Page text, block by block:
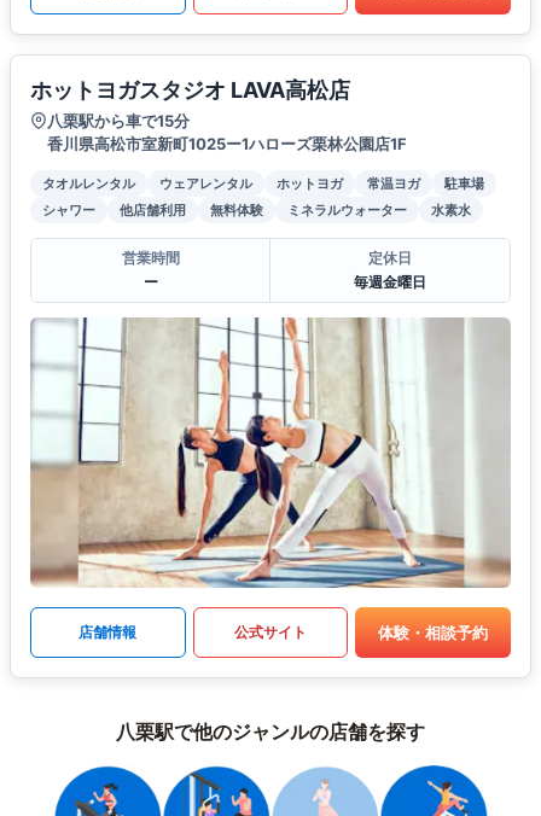
ホットヨガスタジオ LAVA高松店
八栗駅から車で15分
香川県高松市室新町1025ー1ハローズ栗林公園店1F
タオルレンタル ウェアレンタル ホットヨガ 常温ヨガ
駐車場
シャワー
他店舗利用 無料体験 ミネラルウォーター 水素水
営業時間
ー
定休日
毎週金曜日
店舗情報 公式サイト 体験・相談予約
八栗駅で他のジャンルの店舗を探す